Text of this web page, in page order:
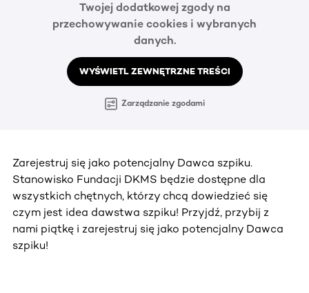
Twojej dodatkowej zgody na
przechowywanie cookies i wybranych
danych.
WYŚWIETL ZEWNĘTRZNE TREŚCI
Zarządzanie zgodami
Zarejestruj się jako potencjalny Dawca szpiku.
Stanowisko Fundacji DKMS będzie dostępne dla
wszystkich chętnych, którzy chcą dowiedzieć się
czym jest idea dawstwa szpiku! Przyjdź, przybij z
nami piątkę i zarejestruj się jako potencjalny Dawca
szpiku!